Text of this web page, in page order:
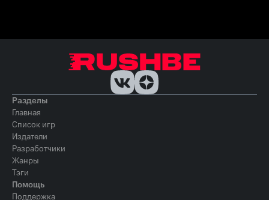
Разделы
Главная
Список игр
Издатели
Разработчики
Жанры
Тэги
Помощь
Поддержка